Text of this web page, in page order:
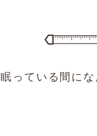
眠っている間に